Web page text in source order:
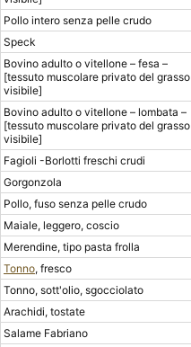
Pollo intero senza pelle crudo
Speck
Bovino adulto o vitellone – fesa –
[tessuto muscolare privato del grasso
visibile]
Bovino adulto o vitellone – lombata –
[tessuto muscolare privato del grasso
visibile]
Fagioli -Borlotti freschi crudi
Gorgonzola
Pollo, fuso senza pelle crudo
Maiale, leggero, coscio
Merendine, tipo pasta frolla
Tonno, fresco
Tonno, sott'olio, sgocciolato
Arachidi, tostate
Salame Fabriano